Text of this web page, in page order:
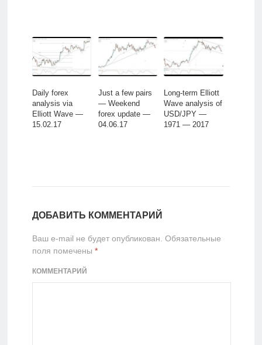
Daily forex
analysis via
Elliott Wave —
15.02.17
Just a few pairs
— Weekend
forex update —
04.06.17
Long-term Elliott
Wave analysis of
USD/JPY —
1971 — 2017
ДОБАВИТЬ КОММЕНТАРИЙ
Ваш e-mail не будет опубликован. Обязательные
поля помечены *
КОММЕНТАРИЙ